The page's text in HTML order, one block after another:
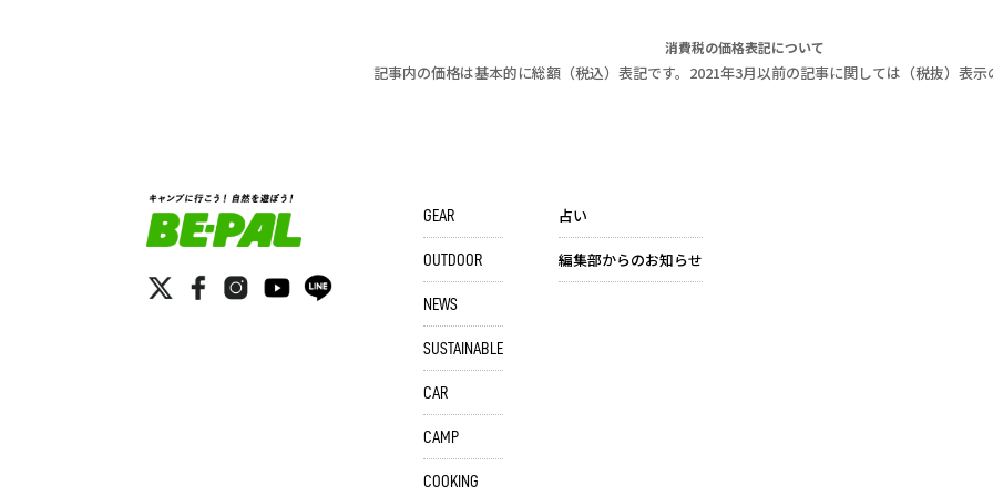
消費税の価格表記について
記事内の価格は基本的に総額（税込）表記です。2021年3月以前の記事に関しては（税抜）表示
GEAR
OUTDOOR
NEWS
SUSTAINABLE
CAR
CAMP
COOKING
占い
編集部からのお知らせ